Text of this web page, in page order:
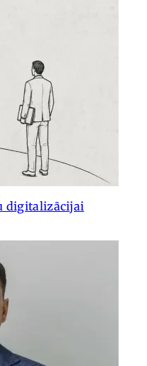
digitalizācijai